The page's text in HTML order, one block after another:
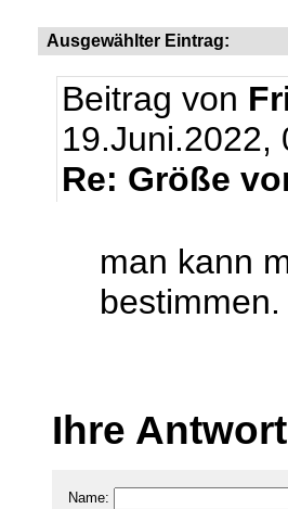
Ausgewählter Eintrag:
Beitrag von
19.Juni.2022,
Re: Größe
man kann
bestimmen.
Ihre
Name: